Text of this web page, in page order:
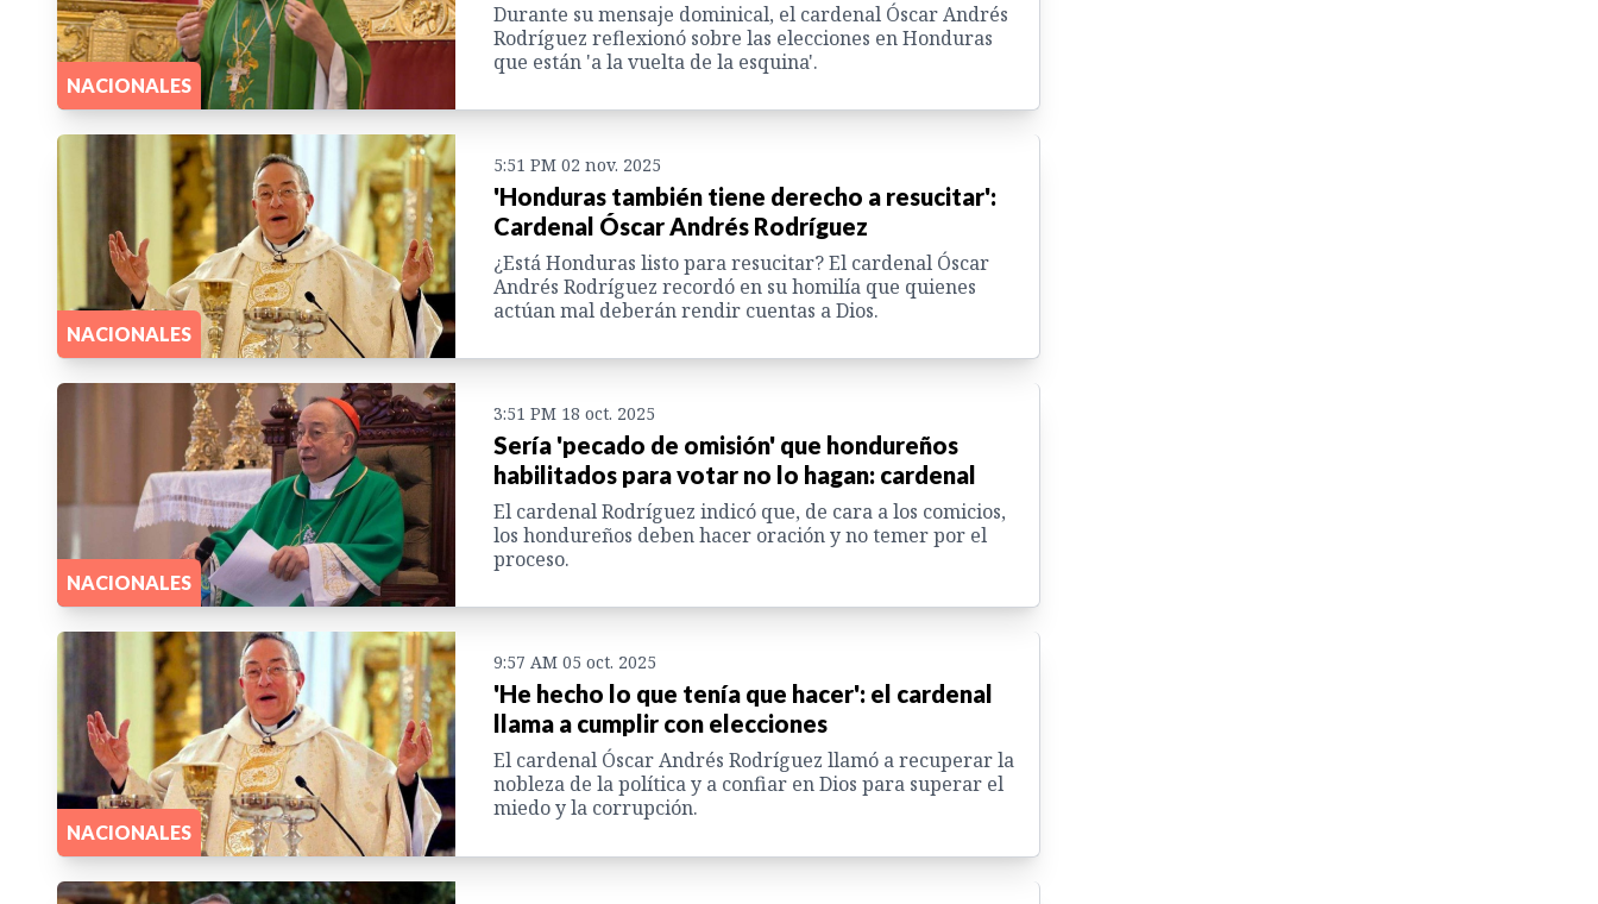
NACIONALES
Durante su mensaje dominical, el cardenal Óscar Andrés
Rodríguez reflexionó sobre las elecciones en Honduras
que están 'a la vuelta de la esquina'.
NACIONALES
5:51 PM 02 nov. 2025
'Honduras también tiene derecho a resucitar':
Cardenal Óscar Andrés Rodríguez
¿Está Honduras listo para resucitar? El cardenal Óscar
Andrés Rodríguez recordó en su homilía que quienes
actúan mal deberán rendir cuentas a Dios.
NACIONALES
3:51 PM 18 oct. 2025
Sería 'pecado de omisión' que hondureños
habilitados para votar no lo hagan: cardenal
El cardenal Rodríguez indicó que, de cara a los comicios,
los hondureños deben hacer oración y no temer por el
proceso.
NACIONALES
9:57 AM 05 oct. 2025
'He hecho lo que tenía que hacer': el cardenal
llama a cumplir con elecciones
El cardenal Óscar Andrés Rodríguez llamó a recuperar la
nobleza de la política y a confiar en Dios para superar el
miedo y la corrupción.